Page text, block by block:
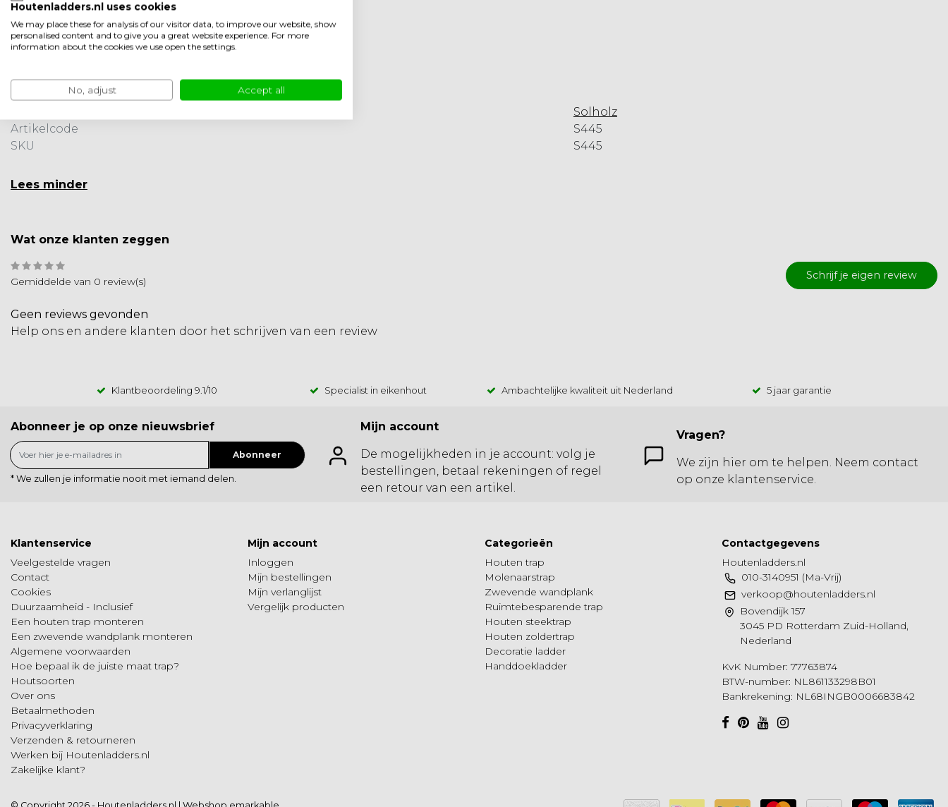
Zelf monteren is heel eenvoudig. Bekijk hier de instructie.
Retourneren
Product informatie
Solholz
Artikelcode
S445
SKU
S445
Lees minder
Wat onze klanten zeggen
Gemiddelde van 0 review(s) Schrijf je eigen review
Geen reviews gevonden
Help ons en andere klanten door het schrijven van een review
Klantbeoordeling 9.1/10 Specialist in eikenhout Ambachtelijke kwaliteit uit Nederland 5 jaar garantie
Abonneer je op onze nieuwsbrief
Abonneer
* We zullen je informatie nooit met iemand delen.
Mijn account
De mogelijkheden in je account: volg je
bestellingen, betaal rekeningen of regel
een retour van een artikel.
Vragen?
We zijn hier om te helpen. Neem contact
op onze klantenservice.
Klantenservice
Veelgestelde vragen
Contact
Cookies
Duurzaamheid - Inclusief
Een houten trap monteren
Een zwevende wandplank monteren
Algemene voorwaarden
Hoe bepaal ik de juiste maat trap?
Houtsoorten
Over ons
Betaalmethoden
Privacyverklaring
Verzenden & retourneren
Werken bij Houtenladders.nl
Zakelijke klant?
Mijn account
Inloggen
Mijn bestellingen
Mijn verlanglijst
Vergelijk producten
Categorieën
Houten trap
Molenaarstrap
Zwevende wandplank
Ruimtebesparende trap
Houten steektrap
Houten zoldertrap
Decoratie ladder
Handdoekladder
Contactgegevens
Houtenladders.nl
010-3140951 (Ma-Vrij)
verkoop@houtenladders.nl
Bovendijk 157
3045 PD Rotterdam Zuid-Holland,
Nederland
KvK Number: 77763874
BTW-number: NL861133298B01
Bankrekening: NL68INGB0006683842
Houtenladders.nl uses cookies
We may place these for analysis of our visitor data, to improve our website, show
personalised content and to give you a great website experience. For more
information about the cookies we use open the settings.
No, adjust Accept all